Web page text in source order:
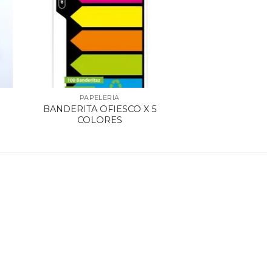
PAPELERIA
BANDERITA OFIESCO X 5
COLORES